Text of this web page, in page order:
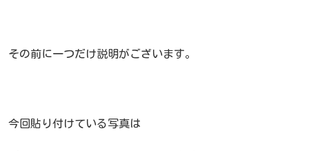
その前に一つだけ説明がございます。
今回貼り付けている写真は